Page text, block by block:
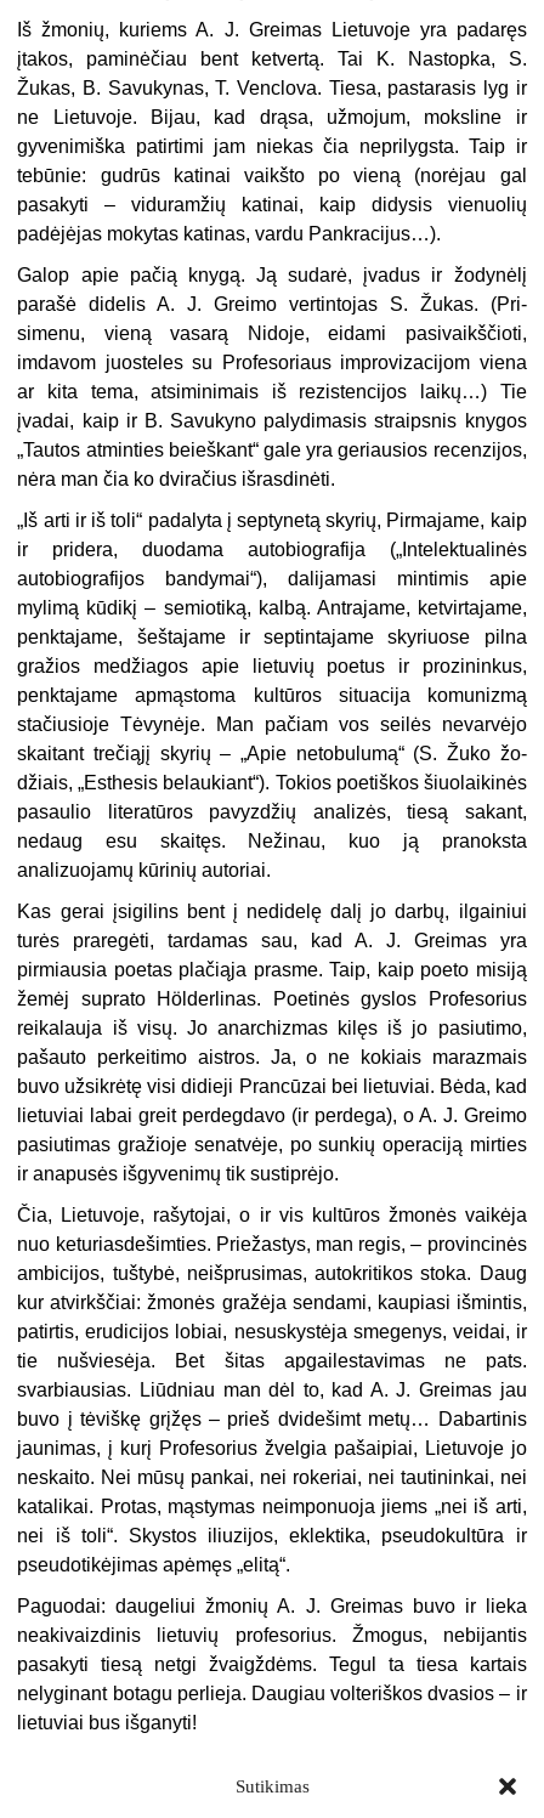
Sutikimas
Iš žmonių, kuriems A. J. Greimas Lietuvoje yra padaręs
įtakos, pami­nėčiau bent ketvertą. Tai K. Nastop­ka, S.
Žukas, B. Savukynas, T. Venclova. Tiesa, pastarasis lyg ir
ne Lietuvoje. Bijau, kad drąsa, užmojum, moksline ir
gyvenimiška patirtimi jam niekas čia neprilygsta. Taip ir
tebūnie: gudrūs katinai vaikš­to po vieną (norėjau gal
pasakyti – viduramžių katinai, kaip didysis vie­nuolių
padėjėjas mokytas katinas, vardu Pankracijus…).
Galop apie pačią knygą. Ją sudarė, įvadus ir žodynėlį
parašė didelis A. J. Greimo vertintojas S. Žukas. (Pri­
simenu, vieną vasarą Nidoje, eidami pasivaikščioti,
imdavom juosteles su Profesoriaus improvizacijom viena
ar kita tema, atsiminimais iš rezistenci­jos laikų…) Tie
įvadai, kaip ir B. Savukyno palydimasis straipsnis kny­gos
„Tautos atminties beieškant“ gale yra geriausios recenzijos,
nėra man čia ko dviračius išrasdinėti.
„Iš arti ir iš toli“ padalyta į sep­tynetą skyrių, Pirmajame, kaip
ir pridera, duodama autobiografija („Intelektualinės
autobiografijos bandymai“), dalijamasi mintimis apie
mylimą kūdikį – semiotiką, kalbą. Antrajame, ketvirtajame,
penktajame, šeštajame ir septintajame skyriuose pilna
gražios medžiagos apie lietuvių poetus ir prozininkus,
penktajame ap­mąstoma kultūros situacija komunizmą
stačiusioje Tėvynėje. Man pačiam vos seilės nevarvėjo
skaitant trečiąjį sky­rių – „Apie netobulumą“ (S. Žuko žo­
džiais, „Esthesis belaukiant“). Tokios poetiškos šiuolaikinės
pasaulio litera­tūros pavyzdžių analizės, tiesą sakant,
nedaug esu skaitęs. Nežinau, kuo ją pranoksta
analizuojamų kūrinių auto­riai.
Kas gerai įsigilins bent į nedidelę dalį jo darbų, ilgainiui
turės praregėti, tardamas sau, kad A. J. Greimas yra
pirmiausia poetas plačiąja prasme. Taip, kaip poeto misiją
žemėj suprato Hö lderlinas. Poetinės gyslos Profesorius
reikalauja iš visų. Jo anar­chizmas kilęs iš jo pasiutimo,
pašau­to perkeitimo aistros. Ja, o ne kokiais marazmais
buvo užsikrėtę visi didieji Prancūzai bei lietuviai. Bėda, kad
lietuviai labai greit perdegdavo (ir perdega), o A. J. Greimo
pasiutimas gražioje senatvėje, po sunkių operaci­ją mirties
ir anapusės išgyvenimų tik sustiprėjo.
Čia, Lietuvoje, rašytojai, o ir vis kultūros žmonės vaikėja
nuo ketu­riasdešimties. Priežastys, man re­gis, – provincinės
ambicijos, tuštybė, neišprusimas, autokritikos stoka. Daug
kur atvirkščiai: žmonės gražėja sendami, kaupiasi išmintis,
patirtis, eru­dicijos lobiai, nesuskystėja smegenys, veidai, ir
tie nušviesėja. Bet šitas apgailestavimas ne pats.
svarbiausias. Liūdniau man dėl to, kad A. J. Greimas jau
buvo į tėviškę grįžęs – prieš dvidešimt metų… Dabartinis
jaunimas, į kurį Profesorius žvelgia pašaipiai, Lietuvoje jo
neskaito. Nei mūsų pankai, nei rokeriai, nei tauti­ninkai, nei
katalikai. Protas, mąs­tymas neimponuoja jiems „nei iš arti,
nei iš toli“. Skystos iliuzijos, eklektika, pseudokultūra ir
pseudotikėjimas apėmęs „elitą“.
Paguodai: daugeliui žmonių A. J. Greimas buvo ir lieka
neakivaizdinis lietuvių profesorius. Žmogus, nebi­jantis
pasakyti tiesą netgi žvaigždėms. Tegul ta tiesa kartais
nelyginant bo­tagu perlieja. Daugiau volteriškos dva­sios – ir
lietuviai bus išganyti!